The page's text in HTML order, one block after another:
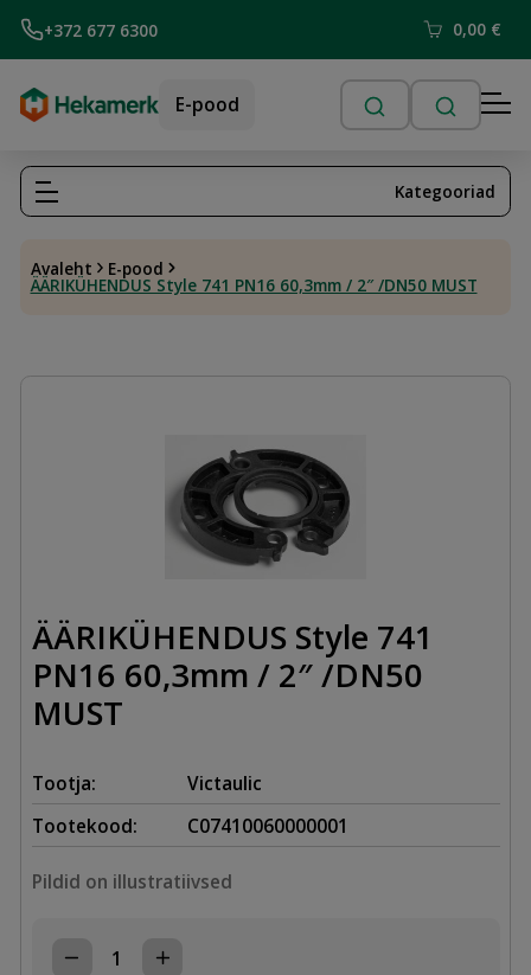
+372 677 6300 0,00 €
E-pood
Avaleht E-pood
ÄÄRIKÜHENDUS Style 741 PN16 60,3mm / 2″ /DN50 MUST
Kategooriad
ÄÄRIKÜHENDUS Style 741
PN16 60,3mm / 2″ /DN50
MUST
Tootja:
Victaulic
Tootekood:
C07410060000001
Pildid on illustratiivsed
ÄÄRIKÜHENDUS